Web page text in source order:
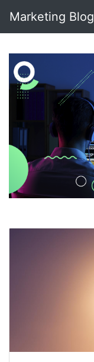
Marketing Blog